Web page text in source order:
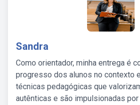
Sandra
Como orientador, minha entrega é
progresso dos alunos no contexto
técnicas pedagógicas que
autênticas e são impulsionadas